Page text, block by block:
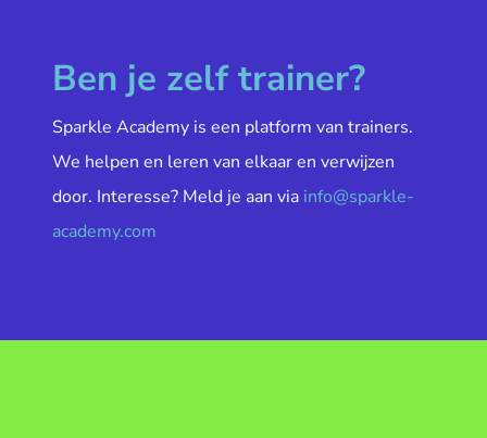
Ben je zelf trainer?
Sparkle Academy is een platform van trainers.
We helpen en leren van elkaar en verwijzen
door. Interesse? Meld je aan via info@sparkle-
academy.com